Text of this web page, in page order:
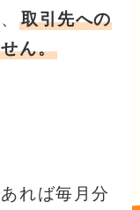
取引先への
ん。
れば毎月分